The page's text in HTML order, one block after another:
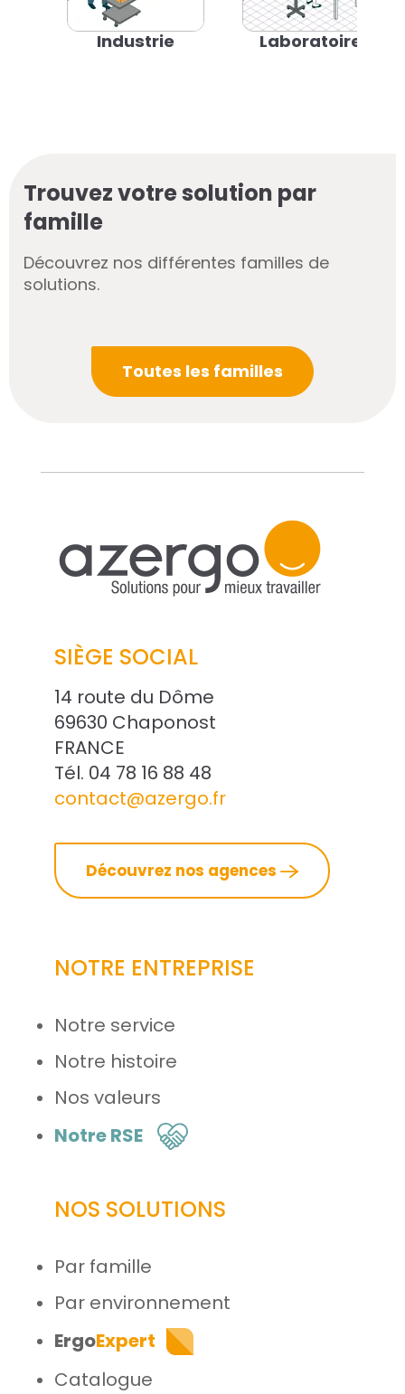
Industrie Laboratoire
Trouvez votre solution par
famille
Découvrez nos différentes familles de
solutions.
Toutes les familles
SIÈGE SOCIAL
14 route du Dôme
69630 Chaponost
FRANCE
Tél. 04 78 16 88 48
contact@azergo.fr
Découvrez nos agences
NOTRE ENTREPRISE
Notre service
Notre histoire
Nos valeurs
Notre RSE
NOS SOLUTIONS
Par famille
Par environnement
ErgoExpert
Catalogue